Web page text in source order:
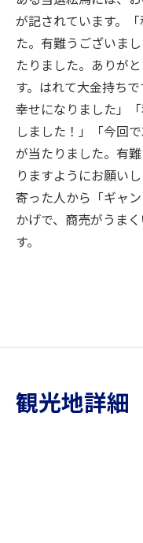
が記されています。
た。有難うございま
たりました。ありが
す。はれて大金持ち
幸せになりました」
しました！」「今回
が当たりました。有
りますようにお願い
寄った人から「ギャ
かげで、商売がうま
す。
観光地詳細